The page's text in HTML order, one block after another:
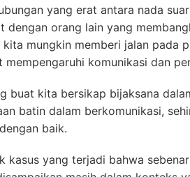
yang erat antara nada
dengan orang lain yang
kita mungkin memberi jalan pada
mempengaruhi komunikasi dan
buat kita bersikap bijaksana
batin dalam berkomunikasi,
baik.
kasus yang terjadi bahwa